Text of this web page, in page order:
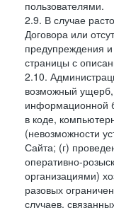
пользователями.
2.9. В случае
Договора или
предупреждения
страницы с
2.10.
возможный ущерб,
информационной
в коде,
(невозможности
Сайта; (г)
оперативно-
организациями)
разовых
случаев,